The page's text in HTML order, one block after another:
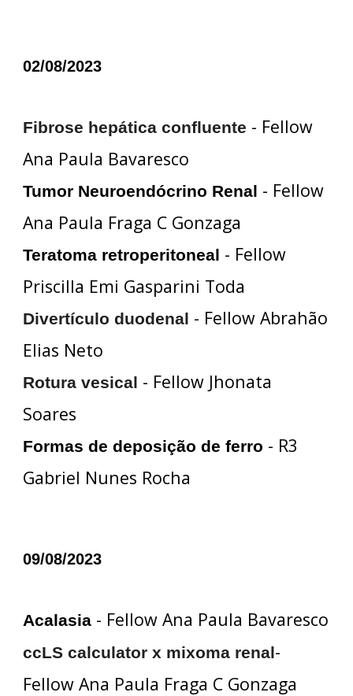
02/08/2023
Fibrose hepática confluente - Fellow
Ana Paula Bavaresco
Tumor Neuroendócrino Renal - Fellow
Ana Paula Fraga C Gonzaga
Teratoma retroperitoneal - Fellow
Priscilla Emi Gasparini Toda
Divertículo duodenal - Fellow Abrahão
Elias Neto
Rotura vesical - Fellow Jhonata
Soares
Formas de deposição de ferro - R3
Gabriel Nunes Rocha
09/08/2023
Acalasia - Fellow Ana Paula Bavaresco
ccLS calculator x mixoma renal-
Fellow Ana Paula Fraga C Gonzaga